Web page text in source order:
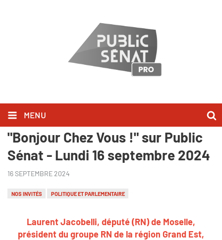
MENU
Laurent Jacobelli l'a dit dans
"Bonjour Chez Vous !" sur Public
Sénat - Lundi 16 septembre 2024
16 SEPTEMBRE 2024
NOS INVITÉS POLITIQUE ET PARLEMENTAIRE
Laurent Jacobelli, député (RN) de Moselle,
président du groupe RN de la région Grand Est,